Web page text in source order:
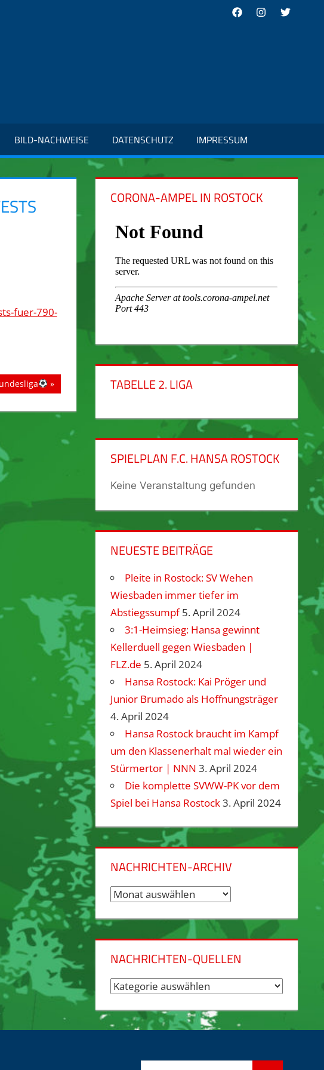
FacebookInstagram
Twitter
BILD-NACHWEISE DATENSCHUTZ IMPRESSUM
fuer-790-
CORONA-AMPEL IN ROSTOCK
TABELLE 2. LIGA
SPIELPLAN F.C. HANSA ROSTOCK
Keine Veranstaltung gefunden
NEUESTE BEITRÄGE
Pleite in Rostock: SV Wehen
Wiesbaden immer tiefer im
Abstiegssumpf 5. April 2024
3:1-Heimsieg: Hansa gewinnt
Kellerduell gegen Wiesbaden |
FLZ.de 5. April 2024
Hansa Rostock: Kai Pröger und
Junior Brumado als Hoffnungsträger
4. April 2024
Hansa Rostock braucht im Kampf
um den Klassenerhalt mal wieder ein
Stürmertor | NNN 3. April 2024
Die komplette SVWW-PK vor dem
Spiel bei Hansa Rostock3. April 2024
NACHRICHTEN-ARCHIV
Nachrichten-
NACHRICHTEN-QUELLEN
Nachrichten-